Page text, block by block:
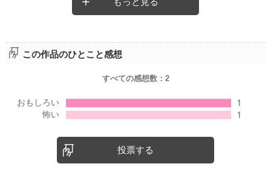
この作品のひとこと感想
すべての感想数： 2
投票する